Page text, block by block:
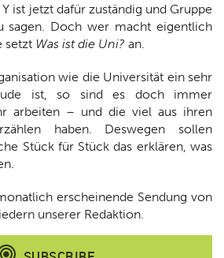
ist jetzt dafür zuständig und Gruppe
sagen. Doch wer macht eigentlich
setzt Was ist die Uni? an.
wie die Universität ein sehr
ist, so sind es doch immer
arbeiten – und die viel aus ihren
haben. Deswegen sollen
Stück für Stück das erklären, was
erscheinende Sendung von
unserer Redaktion.